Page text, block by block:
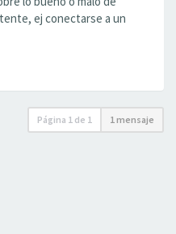
ej conectarse a un
Página 1 de 1 1 mensaje